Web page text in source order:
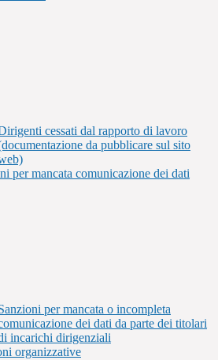
cessati dal rapporto di lavoro
da pubblicare sul sito
per mancata comunicazione dei dati
per mancata o incompleta
dei dati da parte dei titolari
incarichi dirigenziali
organizzative